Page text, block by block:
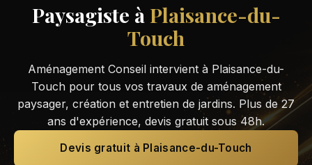
Paysagiste à Plaisance-du-
Touch
Aménagement Conseil intervient à Plaisance-du-
Touch pour tous vos travaux de aménagement
paysager, création et entretien de jardins. Plus de 27
ans d'expérience, devis gratuit sous 48h.
Devis gratuit à Plaisance-du-Touch